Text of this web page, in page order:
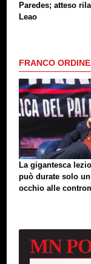
Paredes; atteso
Leao
FRANCO ORDINE
La gigantesca
può durate solo
occhio alle
MN